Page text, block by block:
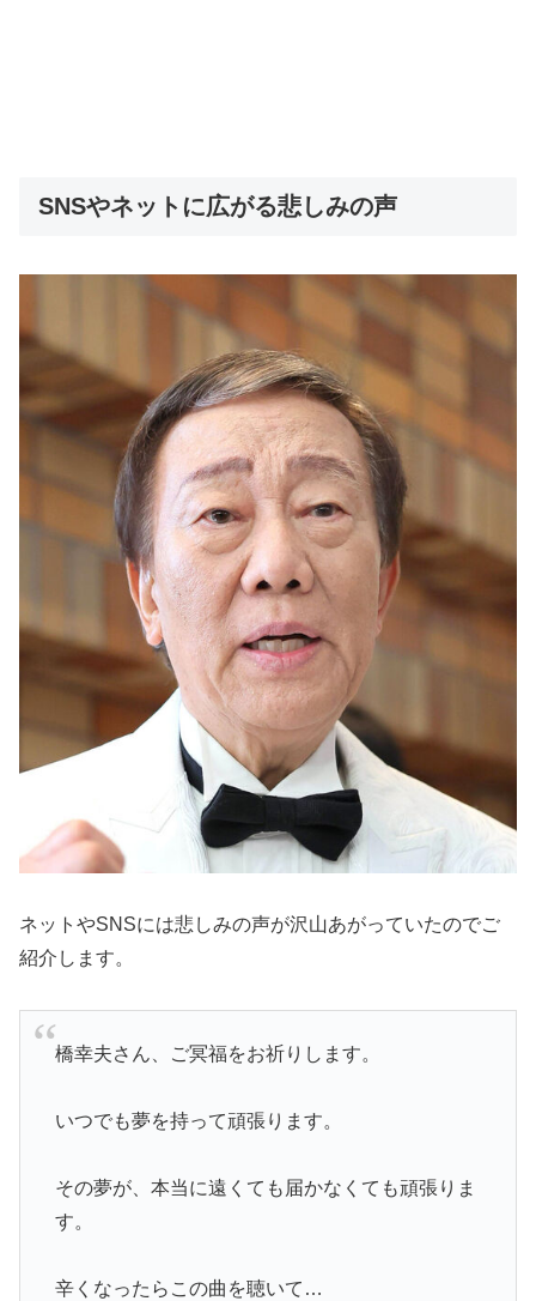
SNSやネットに広がる悲しみの声
ネットやSNSには悲しみの声が沢山あがっていたのでご
紹介します。
橋幸夫さん、ご冥福をお祈りします。
いつでも夢を持って頑張ります。
その夢が、本当に遠くても届かなくても頑張りま
す。
辛くなったらこの曲を聴いて…